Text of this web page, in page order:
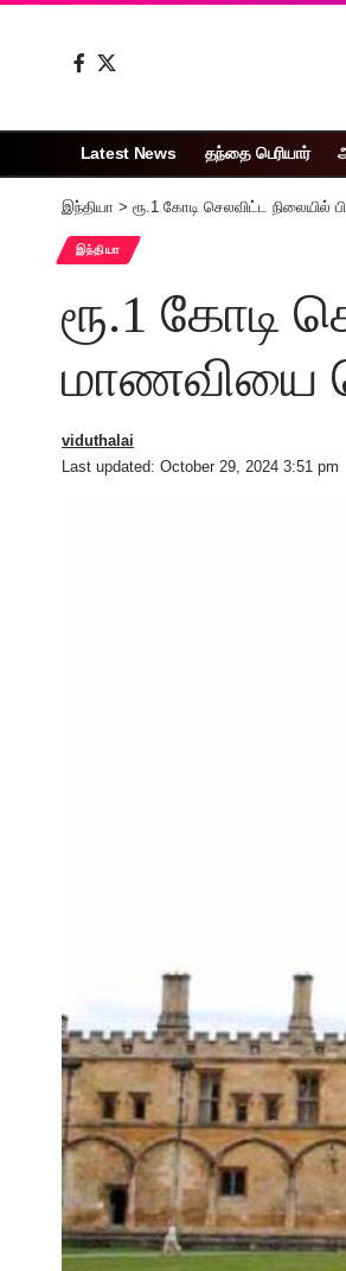
Latest News தந்தை பெரியார்
இந்தியா > ரூ.1 கோடி செலவிட்ட நிலையில்
இந்தியா
ரூ.1 கோடி
மாணவியை
Last updated: October 29, 2024 3:51 pm
viduthalai